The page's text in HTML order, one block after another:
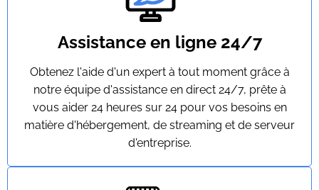
Assistance en ligne 24/7
Obtenez l'aide d'un expert à tout moment grâce à
notre équipe d'assistance en direct 24/7, prête à
vous aider 24 heures sur 24 pour vos besoins en
matière d'hébergement, de streaming et de serveur
d'entreprise.